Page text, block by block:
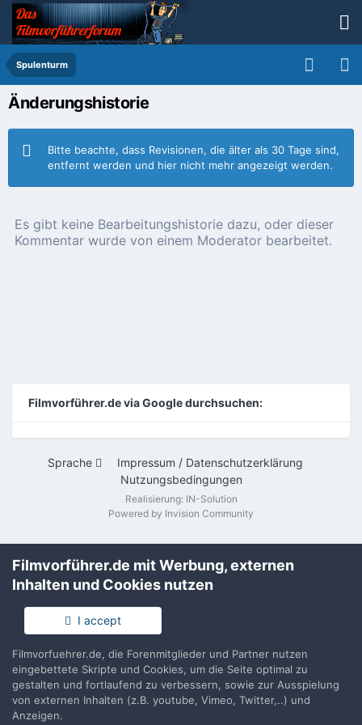
Spulenturm
Änderungshistorie
Bitte beachte, dass Revisionen, die älter als 30 Tage sind,
entfernt werden und hier nicht mehr angezeigt werden.
Es gibt keine Bearbeitungshistorie dazu, oder dieser
Kommentar wurde von einem Moderator bearbeitet.
Filmvorführer.de via Google durchsuchen:
Sprache
Impressum / Datenschutzerklärung
Nutzungsbedingungen
Realisierung: IN-Solution
Powered by Invision Community
Filmvorführer.de mit Werbung, externen
Inhalten und Cookies nutzen
I accept
Filmvorfuehrer.de, die Forenmitglieder und Partner nutzen
eingebettete Skripte und Cookies, um die Seite optimal zu
gestalten und fortlaufend zu verbessern, sowie zur Ausspielung
von externen Inhalten (z.B. youtube, Vimeo, Twitter,..) und
Anzeigen.